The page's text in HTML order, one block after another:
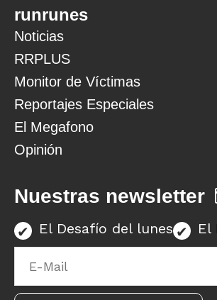
runrunes
Noticias
RRPLUS
Monitor de Víctimas
Reportajes Especiales
El Megafono
Opinión
Nuestras newsletter
El Desafío del lunes El